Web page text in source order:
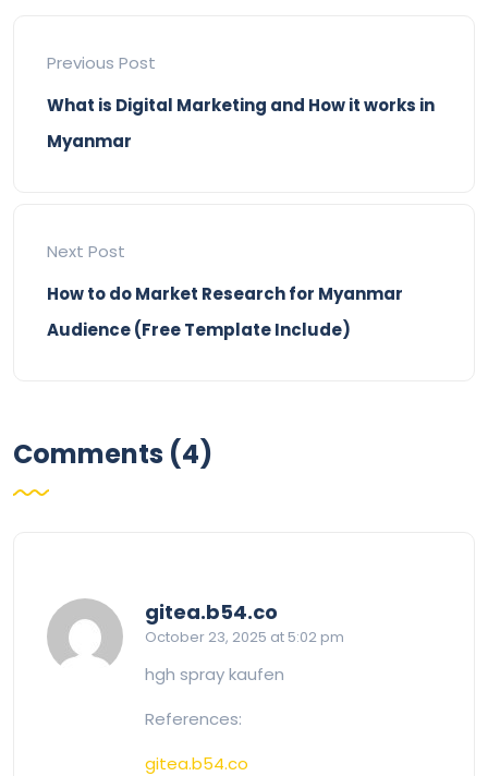
Previous Post
What is Digital Marketing and How it works in
Myanmar
Next Post
How to do Market Research for Myanmar
Audience (Free Template Include)
Comments (4)
gitea.b54.co
October 23, 2025 at 5:02 pm
hgh spray kaufen
References:
gitea.b54.co